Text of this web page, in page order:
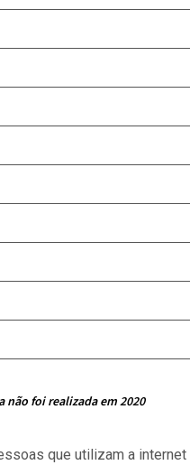
não foi realizada em 2020
que utilizam a